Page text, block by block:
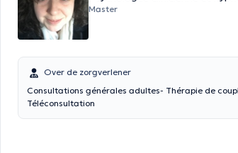
Master
Over de zorgverlener
Consultations générales adultes- Thérapie de
Téléconsultation